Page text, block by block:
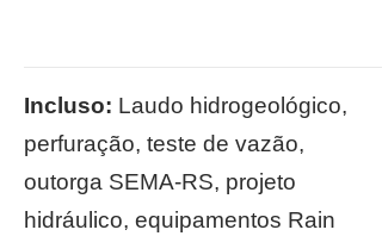
Incluso: Laudo hidrogeológico,
perfuração, teste de vazão,
outorga SEMA-RS, projeto
hidráulico, equipamentos Rain